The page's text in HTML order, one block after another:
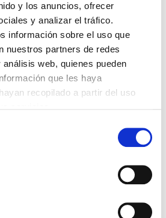
y los anuncios, ofrecer
y analizar el tráfico.
información sobre el uso que
nuestros partners de redes
web, quienes pueden
que les haya
recopilado a partir del uso